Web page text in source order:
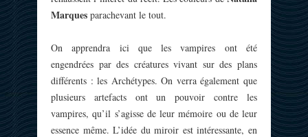
Marques parachevant le tout.
On apprendra ici que les vampires ont été
engendrées par des créatures vivant sur des plans
différents : les Archétypes. On verra également que
plusieurs artefacts ont un pouvoir contre les
vampires, qu’il s’agisse de leur mémoire ou de leur
essence même. L’idée du miroir est intéressante, en